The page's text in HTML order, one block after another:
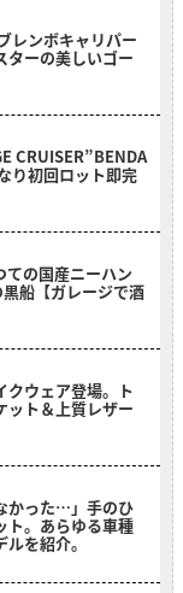
レンボキャリパー
ーの美しいゴー
CRUISER”BENDA
り初回ロット即完
の国産ニーハン
船【ガレージで酒
クウェア登場。ト
ット＆上質レザー
かった…」手のひ
ト。あらゆる車種
を紹介。